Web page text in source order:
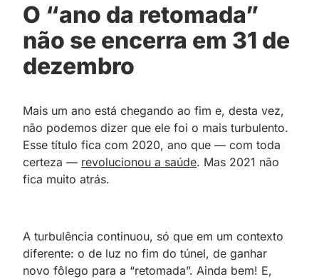
O “ano da retomada”
não se encerra em 31 de
dezembro
Mais um ano está chegando ao fim e, desta vez,
não podemos dizer que ele foi o mais turbulento.
Esse título fica com 2020, ano que — com toda
certeza — revolucionou a saúde. Mas 2021 não
fica muito atrás.
A turbulência continuou, só que em um contexto
diferente: o de luz no fim do túnel, de ganhar
novo fôlego para a “retomada”. Ainda bem! E,